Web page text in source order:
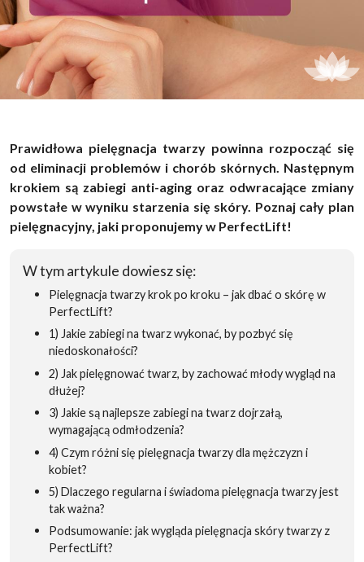
Prawidłowa pielęgnacja twarzy powinna rozpocząć się
od eliminacji problemów i chorób skórnych. Następnym
krokiem są zabiegi anti-aging oraz odwracające zmiany
powstałe w wyniku starzenia się skóry. Poznaj cały plan
pielęgnacyjny, jaki proponujemy w PerfectLift!
W tym artykule dowiesz się:
Pielęgnacja twarzy krok po kroku – jak dbać o skórę w
PerfectLift?
1) Jakie zabiegi na twarz wykonać, by pozbyć się
niedoskonałości?
2) Jak pielęgnować twarz, by zachować młody wygląd na
dłużej?
3) Jakie są najlepsze zabiegi na twarz dojrzałą,
wymagającą odmłodzenia?
4) Czym różni się pielęgnacja twarzy dla mężczyzn i
kobiet?
5) Dlaczego regularna i świadoma pielęgnacja twarzy jest
tak ważna?
Podsumowanie: jak wygląda pielęgnacja skóry twarzy z
PerfectLift?